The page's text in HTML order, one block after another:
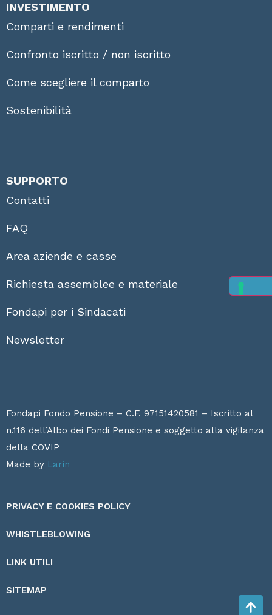
INVESTIMENTO
Comparti e rendimenti
Confronto iscritto / non iscritto
Come scegliere il comparto
Sostenibilità
SUPPORTO
Contatti
FAQ
Area aziende e casse
Richiesta assemblee e materiale
Fondapi per i Sindacati
Newsletter
Fondapi Fondo Pensione – C.F. 97151420581 – Iscritto al
n.116 dell’Albo dei Fondi Pensione e soggetto alla vigilanza
della COVIP
Made by Larin
PRIVACY E COOKIES POLICY
WHISTLEBLOWING
LINK UTILI
SITEMAP